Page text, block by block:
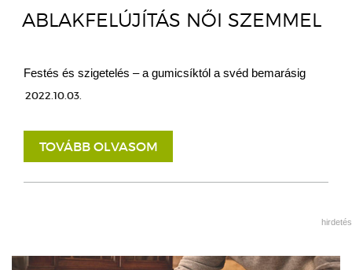
ABLAKFELÚJÍTÁS NŐI SZEMMEL
Festés és szigetelés – a gumicsíktól a svéd bemarásig
2022.10.03.
TOVÁBB OLVASOM
hirdetés